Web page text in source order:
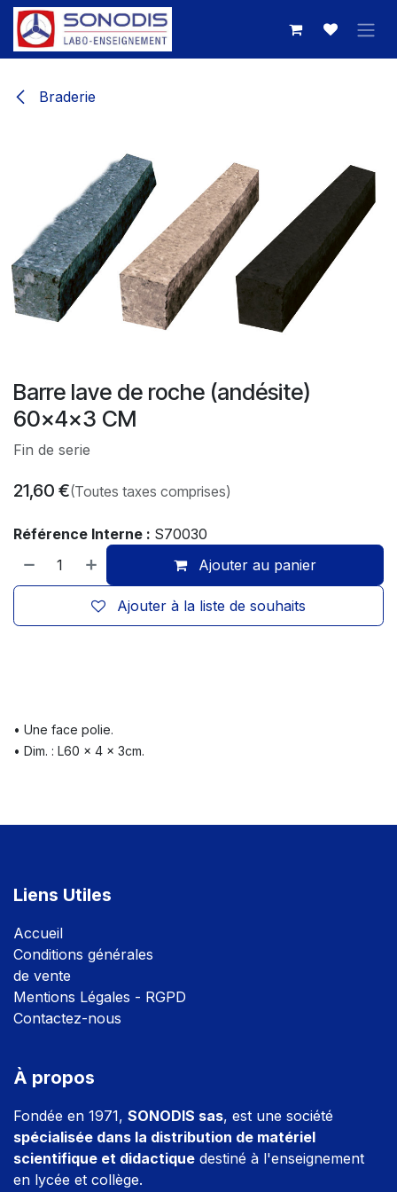
Se rendre au contenu
Braderie
Barre lave de roche (andésite)
60x4x3 CM
Fin de serie
21,60 €(Toutes taxes comprises)
Référence Interne : S70030
Ajouter au panier
Ajouter à la liste de souhaits
• Une face polie.
• Dim. : L60 x 4 x 3cm.
Liens Utiles
Accueil
Conditions générales
de vente
Mentions Légales - RGPD
Contactez-nous
À propos
Fondée en 1971, SONODIS sas, est une société
spécialisée dans la distribution de matériel
scientifique et didactique destiné à l'enseignement
en lycée et collège.